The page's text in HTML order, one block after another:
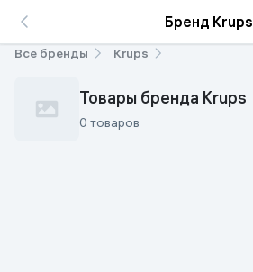
Бренд Krups
Все бренды Krups
Товары бренда Krups
0 товаров